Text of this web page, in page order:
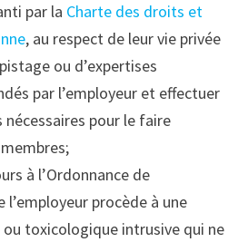
par la Charte des droits et
, au respect de leur vie privée
ou d’expertises
par l’employeur et effectuer
pour le faire
à l’Ordonnance de
l’employeur procède à une
toxicologique intrusive qui ne